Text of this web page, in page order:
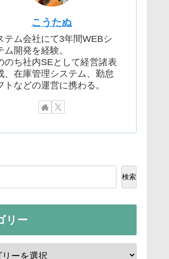
こうたぬ
テム会社にて3年間WEBシ
ム開発を経験。
のち社内SEとして経営諸表
、在庫管理システム、勤怠
トなどの運営に携わる。
検索
リー